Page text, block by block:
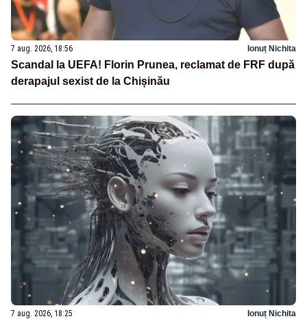
7 aug. 2026, 18:56 Ionuț Nichita
Scandal la UEFA! Florin Prunea, reclamat de FRF după
derapajul sexist de la Chișinău
7 aug. 2026, 18:25 Ionuț Nichita